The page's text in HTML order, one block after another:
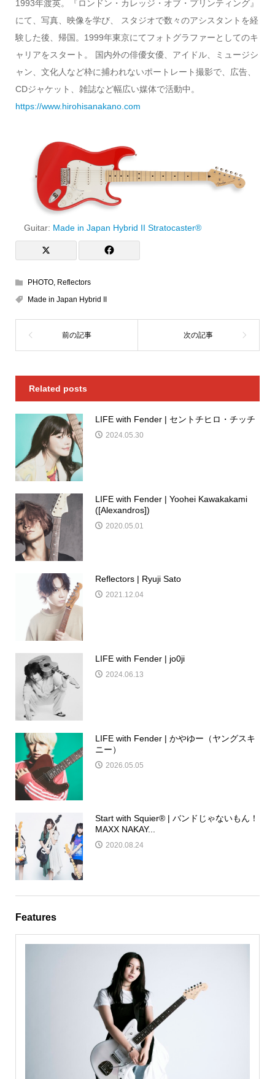
1993年渡英。『ロンドン・カレッジ・オブ・プリンティング』
にて、写真、映像を学び、 スタジオで数々のアシスタントを経
験した後、帰国。1999年東京にてフォトグラファーとしてのキ
ャリアをスタート。 国内外の俳優女優、アイドル、ミュージシ
ャン、文化人など枠に捕われないポートレート撮影で、広告、
CDジャケット、雑誌など幅広い媒体で活動中。
https://www.hirohisanakano.com
Guitar: Made in Japan Hybrid II Stratocaster®
PHOTO, Reflectors
Made in Japan Hybrid II
Related posts
LIFE with Fender | セントチヒロ・チッチ
2024.05.30
LIFE with Fender | Yoohei Kawakakami
([Alexandros])
2020.05.01
Reflectors | Ryuji Sato
2021.12.04
LIFE with Fender | jo0ji
2024.06.13
LIFE with Fender | かやゆー（ヤングスキ
ニー）
2026.05.05
Start with Squier® | バンドじゃないもん！
MAXX NAKAY...
2020.08.24
Features